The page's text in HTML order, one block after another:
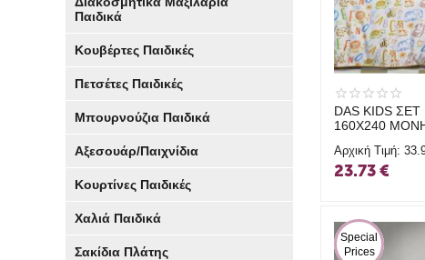
DAS KIDS
160Χ240
Αρχική Τιμή:
23.73€
Special
Prices
Παιδικά
Κουβέρτες Παιδικές
Πετσέτες Παιδικές
Μπουρνούζια Παιδικά
Αξεσουάρ/Παιχνίδια
Κουρτίνες Παιδικές
Χαλιά Παιδικά
Σακίδια Πλάτης